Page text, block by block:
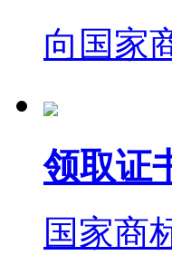
向国家
领取证
国家商